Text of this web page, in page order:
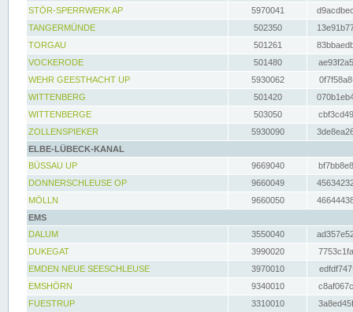
STÖR-SPERRWERK AP 5970041
TANGERMÜNDE
502350
TORGAU
501261
VOCKERODE
501480
WEHR GEESTHACHT UP
5930062
WITTENBERG
501420
WITTENBERGE
503050
ZOLLENSPIEKER
5930090
ELBE-LÜBECK-KANAL
BÜSSAU UP
9669040
DONNERSCHLEUSE OP
9660049
MÖLLN
9660050
EMS
DALUM
3550040
DUKEGAT
3990020
EMDEN NEUE SEESCHLEUSE
3970010
EMSHÖRN
9340010
FUESTRUP
3310010